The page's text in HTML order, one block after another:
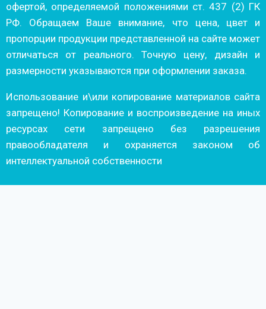
офертой, определяемой положениями ст. 437 (2) ГК
РФ. Обращаем Ваше внимание, что цена, цвет и
пропорции продукции представленной на сайте может
отличаться от реального. Точную цену, дизайн и
размерности указываются при оформлении заказа.
Использование и\или копирование материалов сайта
запрещено! Копирование и воспроизведение на иных
ресурсах сети запрещено без разрешения
правообладателя и охраняется законом об
интеллектуальной собственности